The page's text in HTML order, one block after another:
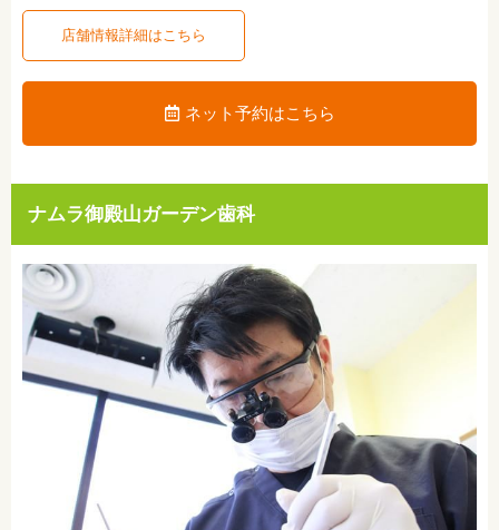
店舗情報詳細はこちら
ネット予約はこちら
ナムラ御殿山ガーデン歯科